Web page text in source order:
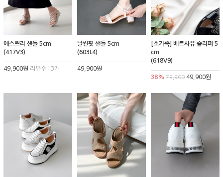
에스쁘리 샌들 5cm
(417V3)
49,900원 리뷰수 : 3개
날씬핏 샌들 5cm
(603L4)
49,900원
[소가죽] 베르사유 슬리퍼 5
cm
(618V9)
38% 79,90049,900원